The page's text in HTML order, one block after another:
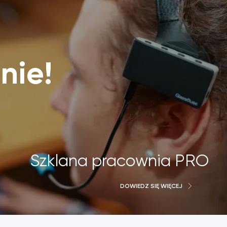
Szklana pracownia PRO
DOWIEDZ SIĘ WIĘCEJ